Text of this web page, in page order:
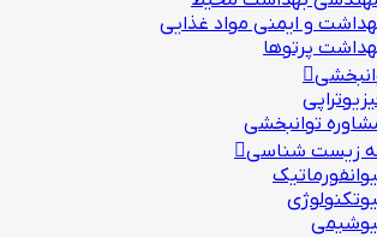
و ایمنی مواد غذایی
پرتوها
توانبخشی
زیست شناسی